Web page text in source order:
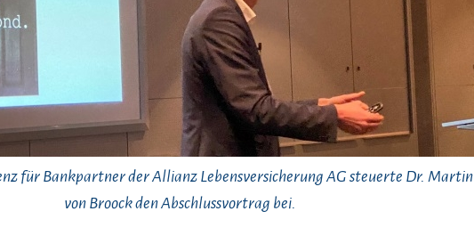
für Bankpartner der Allianz Lebensversicherung AG steuerte Dr. Martin
von Broock den Abschlussvortrag bei.